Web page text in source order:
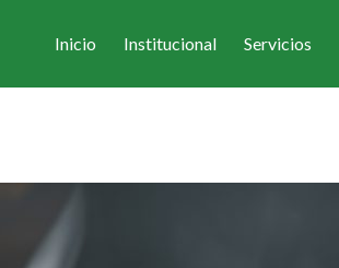
Inicio Institucional Servicios